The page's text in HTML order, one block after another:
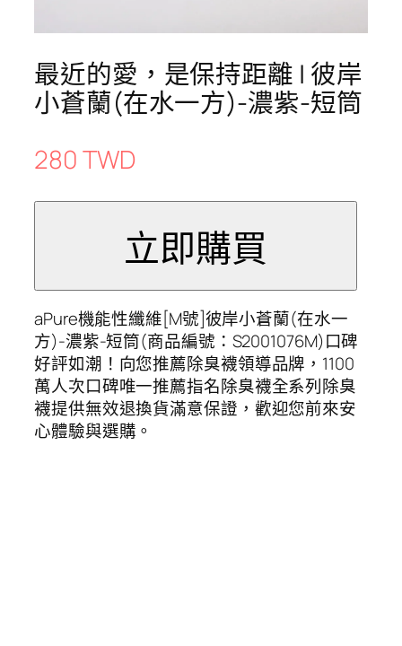
最近的愛，是保持距離 | 彼岸
小蒼蘭(在水一方)-濃紫-短筒
280 TWD
aPure機能性纖維[M號]彼岸小蒼蘭(在水一
方)-濃紫-短筒(商品編號：S2001076M)口碑
好評如潮！向您推薦除臭襪領導品牌，1100
萬人次口碑唯一推薦指名除臭襪全系列除臭
襪提供無效退換貨滿意保證，歡迎您前來安
心體驗與選購。